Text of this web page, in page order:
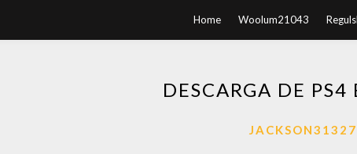
Home Woolum21043
DESCARGA DE PS4
JACKSON31327